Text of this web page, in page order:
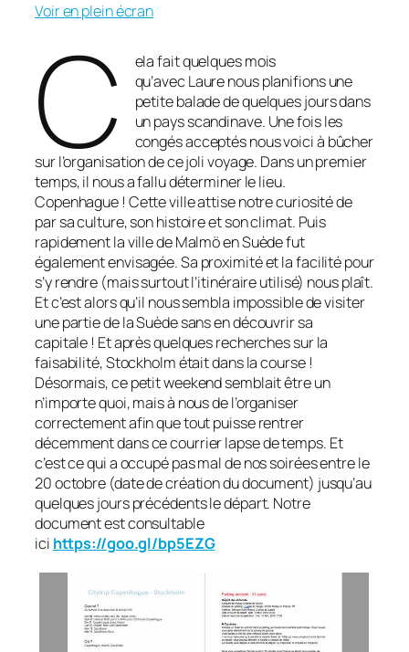
Voir en plein écran
C
ela fait quelques mois
qu’avec Laure nous planifions une
petite balade de quelques jours dans
un pays scandinave. Une fois les
congés acceptés nous voici à bûcher
sur l’organisation de ce joli voyage. Dans un premier
temps, il nous a fallu déterminer le lieu.
Copenhague ! Cette ville attise notre curiosité de
par sa culture, son histoire et son climat. Puis
rapidement la ville de Malmö en Suède fut
également envisagée. Sa proximité et la facilité pour
s’y rendre (mais surtout l’itinéraire utilisé) nous plaît.
Et c’est alors qu’il nous sembla impossible de visiter
une partie de la Suède sans en découvrir sa
capitale ! Et après quelques recherches sur la
faisabilité, Stockholm était dans la course !
Désormais, ce petit weekend semblait être un
n’importe quoi, mais à nous de l’organiser
correctement afin que tout puisse rentrer
décemment dans ce courrier lapse de temps. Et
c’est ce qui a occupé pas mal de nos soirées entre le
20 octobre (date de création du document) jusqu’au
quelques jours précédents le départ. Notre
document est consultable
ici https://goo.gl/bp5EZG